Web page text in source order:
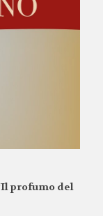
profumo del